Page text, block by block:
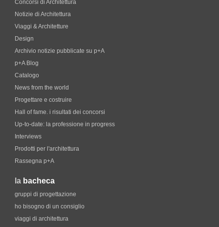
Concorsi di Architettura
Notizie di Architettura
Viaggi & Architetture
Design
Archivio notizie pubblicate su p+A
p+A Blog
Catalogo
News from the world
Progettare e costruire
Hall of fame. i risultati dei concorsi
Up-to-date: la professione in progress
Interviews
Prodotti per l'architettura
Rassegna p+A
la bacheca
gruppi di progettazione
ho bisogno di un consiglio
viaggi di architettura